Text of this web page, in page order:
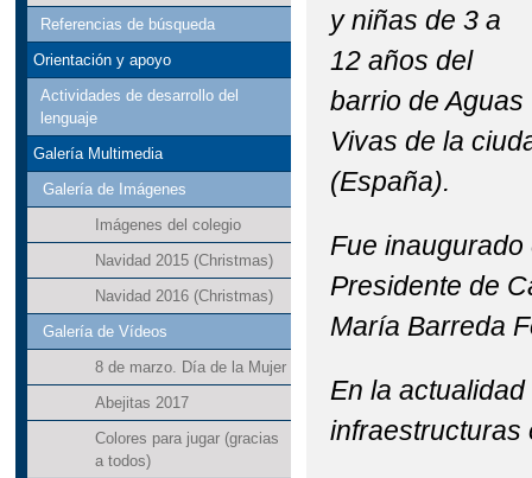
Referencias de búsqueda
Orientación y apoyo
Actividades de desarrollo del
lenguaje
Galería Multimedia
Galería de Imágenes
Imágenes del colegio
Navidad 2015 (Christmas)
Navidad 2016 (Christmas)
Galería de Vídeos
8 de marzo. Día de la Mujer
Abejitas 2017
Colores para jugar (gracias
a todos)
y niñas de 3 a
12 años del
barrio de Aguas
Vivas de la
(España).
Fue
Presidente de
María Barreda
En la
infraestructuras